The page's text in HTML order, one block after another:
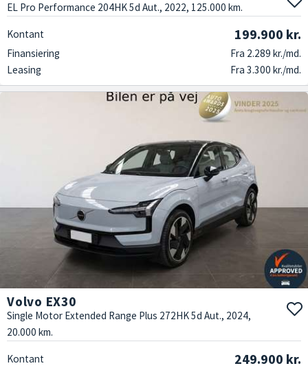
EL Pro Performance 204HK 5d Aut., 2022, 125.000 km.
Kontant 199.900 kr.
Finansiering
Fra 2.289 kr./md.
Leasing
Fra 3.300 kr./md.
Volvo EX30
Single Motor Extended Range Plus 272HK 5d Aut., 2024,
20.000 km.
Kontant 249.900 kr.